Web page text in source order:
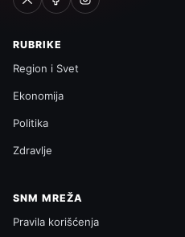
RUBRIKE
Region i Svet
Ekonomija
Politika
Zdravlje
SNM MREŽA
Pravila korišćenja